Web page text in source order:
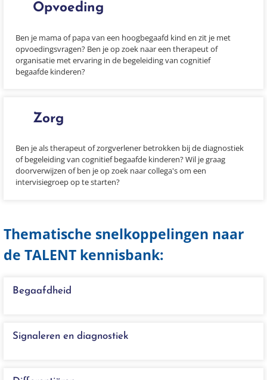
Opvoeding
Ben je mama of papa van een hoogbegaafd kind en zit je met
opvoedingsvragen? Ben je op zoek naar een therapeut of
organisatie met ervaring in de begeleiding van cognitief
begaafde kinderen?
Zorg
Ben je als therapeut of zorgverlener betrokken bij de diagnostiek
of begeleiding van cognitief begaafde kinderen? Wil je graag
doorverwijzen of ben je op zoek naar collega's om een
intervisiegroep op te starten?
Thematische snelkoppelingen naar
de TALENT kennisbank:
Begaafdheid
Signaleren en diagnostiek